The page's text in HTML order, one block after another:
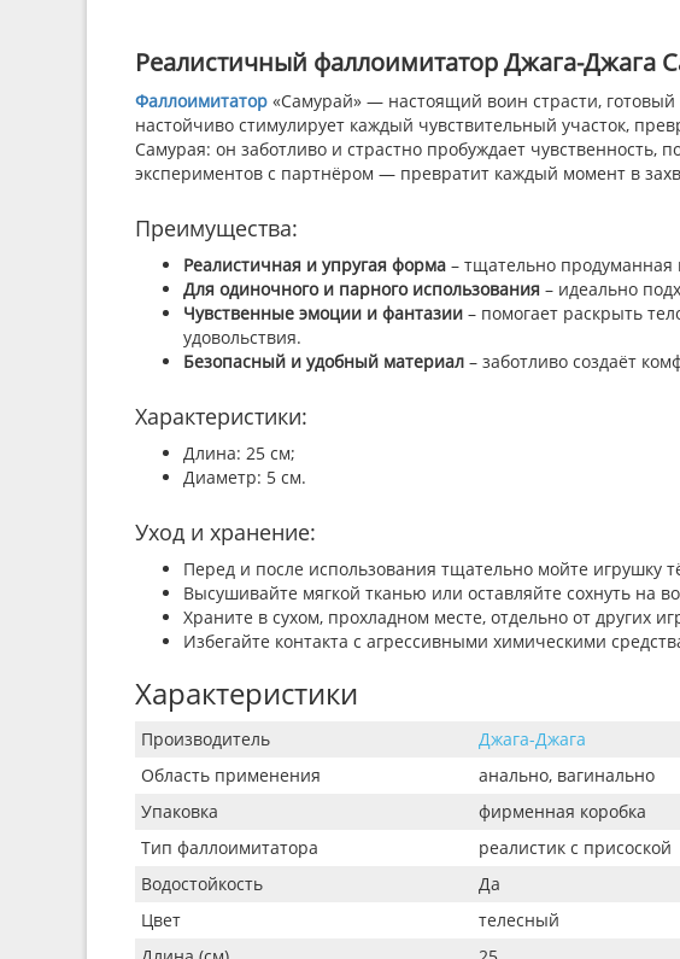
Реалистичный фаллоимитатор Джага-Джага
Фаллоимитатор «Самурай» — настоящий воин страсти,
настойчиво стимулирует каждый чувствительный участок,
Самурая: он заботливо и страстно пробуждает чувственность,
экспериментов с партнёром — превратит каждый момент в
Преимущества:
Реалистичная и упругая форма – тщательно продуманная
Для одиночного и парного использования – идеально
Чувственные эмоции и фантазии – помогает раскрыть
удовольствия.
Безопасный и удобный материал – заботливо создаёт
Характеристики:
Длина: 25 см;
Диаметр: 5 см.
Уход и хранение:
Перед и после использования тщательно мойте игрушку
Высушивайте мягкой тканью или оставляйте сохнуть на
Храните в сухом, прохладном месте, отдельно от других
Избегайте контакта с агрессивными химическими
Характеристики
Производитель
Джага-Джага
Область применения
анально, вагинально
Упаковка
фирменная коробка
Тип фаллоимитатора
реалистик с присоской
Водостойкость
Да
Цвет
телесный